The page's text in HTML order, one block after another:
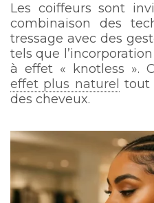
Les coiffeurs sont
combinaison des
tressage avec des
tels que
à effet « knotless ».
effet plus naturel tout
des cheveux.